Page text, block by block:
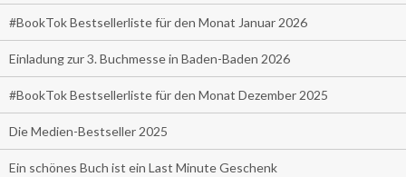
#BookTok Bestsellerliste für den Monat Januar 2026
Einladung zur 3. Buchmesse in Baden-Baden 2026
#BookTok Bestsellerliste für den Monat Dezember 2025
Die Medien-Bestseller 2025
Ein schönes Buch ist ein Last Minute Geschenk